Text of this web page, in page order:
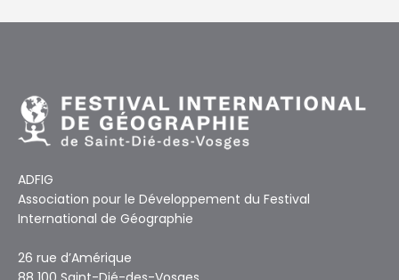
ADFIG
Association pour le Développement du Festival
International de Géographie
26 rue d’Amérique